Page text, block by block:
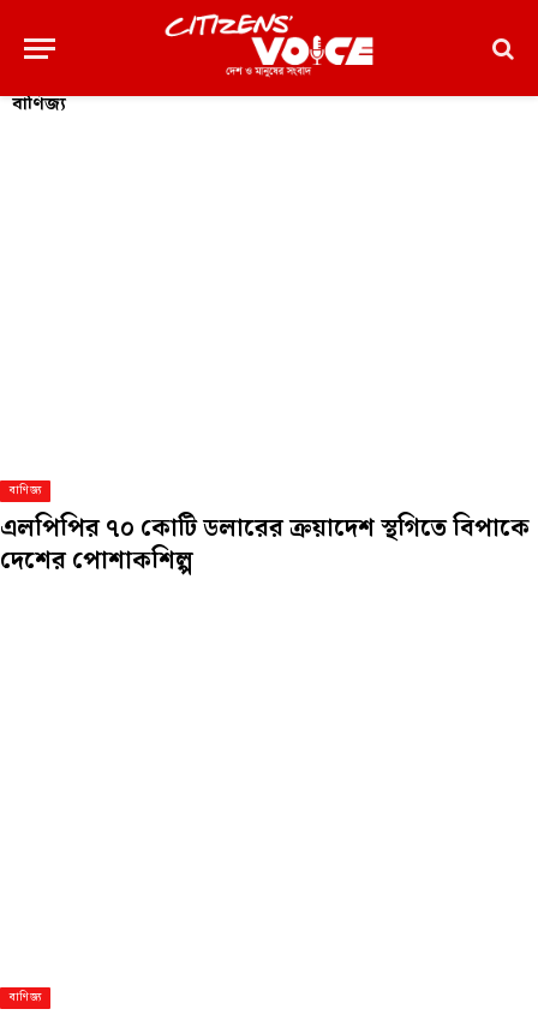
বাণিজ্য
বাণিজ্য
এলপিপির ৭০ কোটি ডলারের ক্রয়াদেশ স্থগিতে বিপাকে
দেশের পোশাকশিল্প
বাণিজ্য